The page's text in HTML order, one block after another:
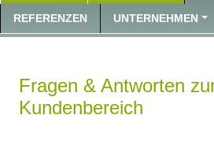
REFERENZEN UNTERNEHMEN
Fragen & Antworten
Kundenbereich